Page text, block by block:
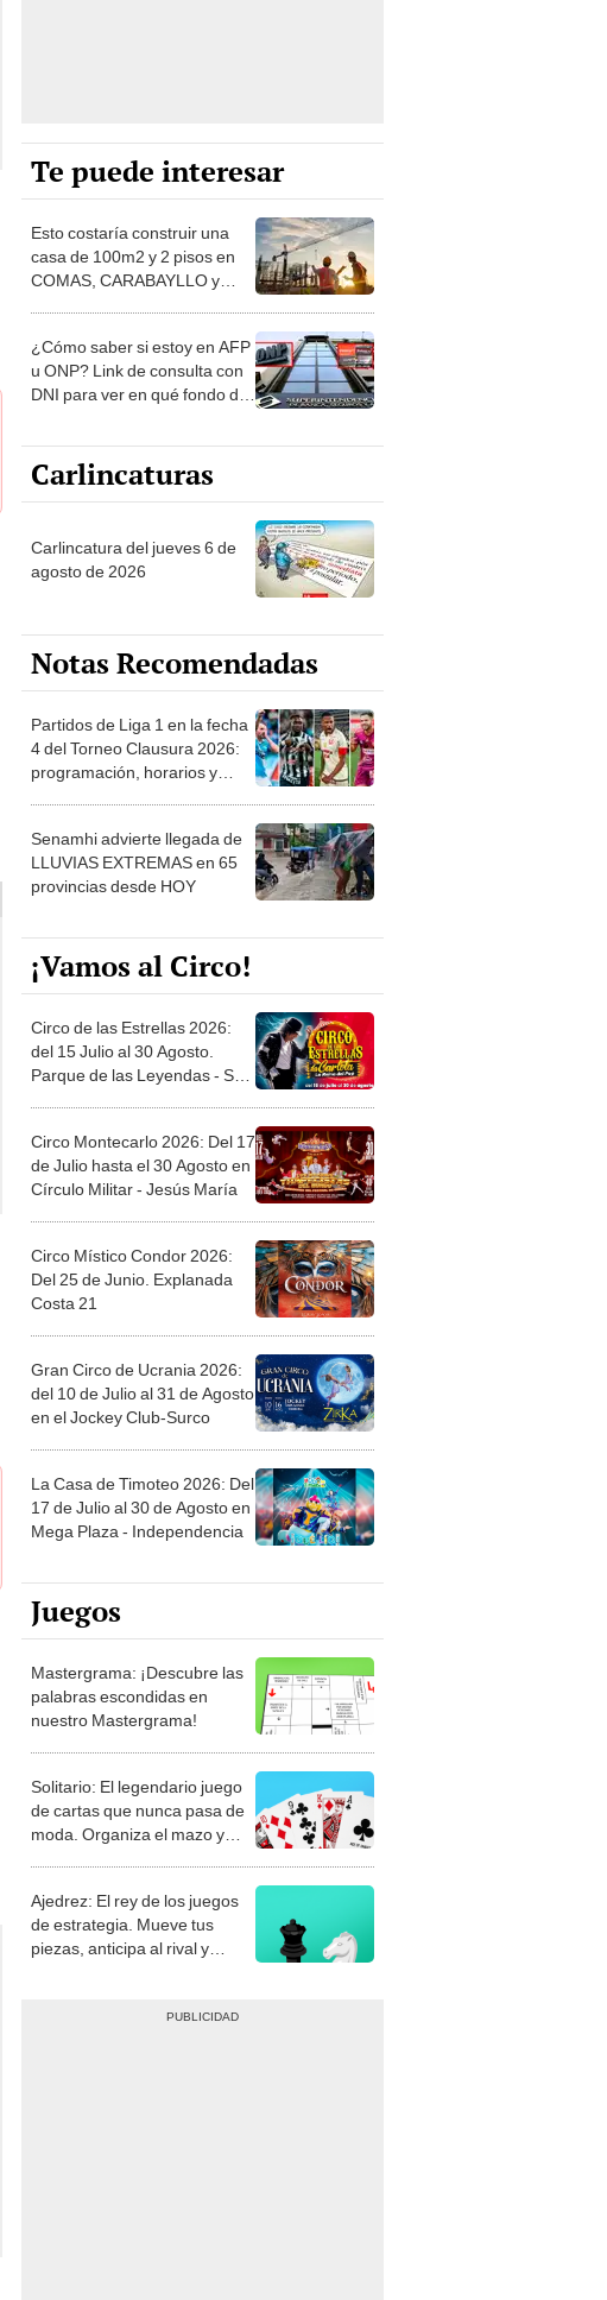
Te puede interesar
Esto costaría construir una
casa de 100m2 y 2 pisos en
COMAS, CARABAYLLO y
¿Cómo saber si estoy en AFP
u ONP? Link de consulta con
DNI para ver en qué fondo de
Carlincaturas
Carlincatura del jueves 6 de
agosto de 2026
Notas Recomendadas
Partidos de Liga 1 en la fecha
4 del Torneo Clausura 2026:
programación, horarios y
Senamhi advierte llegada de
LLUVIAS EXTREMAS en 65
provincias desde HOY
¡Vamos al Circo!
Circo de las Estrellas 2026:
del 15 Julio al 30 Agosto.
Parque de las Leyendas - San
Circo Montecarlo 2026: Del 17
de Julio hasta el 30 Agosto en
Círculo Militar - Jesús María
Circo Místico Condor 2026:
Del 25 de Junio. Explanada
Costa 21
Gran Circo de Ucrania 2026:
del 10 de Julio al 31 de Agosto
en el Jockey Club-Surco
La Casa de Timoteo 2026: Del
17 de Julio al 30 de Agosto en
Mega Plaza - Independencia
Juegos
Mastergrama: ¡Descubre las
palabras escondidas en
nuestro Mastergrama!
Solitario: El legendario juego
de cartas que nunca pasa de
moda. Organiza el mazo y
Ajedrez: El rey de los juegos
de estrategia. Mueve tus
piezas, anticipa al rival y